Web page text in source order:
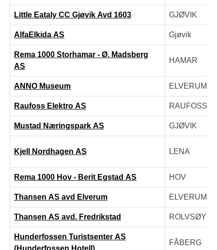
Little Eataly CC Gjøvik Avd 1603 GJØVIK
AlfaElkida AS Gjøvik
Rema 1000 Storhamar - Ø. Madsberg
AS
HAMAR
ANNO Museum ELVERUM
Raufoss Elektro AS RAUFOSS
Mustad Næringspark AS GJØVIK
Kjell Nordhagen AS LENA
Rema 1000 Hov - Berit Egstad AS HOV
Thansen AS avd Elverum ELVERUM
Thansen AS avd. Fredrikstad ROLVSØY
Hunderfossen Turistsenter AS
FÅBERG